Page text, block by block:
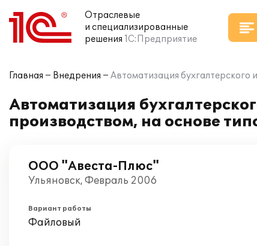
Отраслевые
и специализированные
решения 1С:Предприятие
Главная Внедрения Автоматизация бухгалтерского
Автоматизация
производством, на основе
ООО "Авеста-Плюс"
Ульяновск, Февраль 2006
Вариант работы
Файловый